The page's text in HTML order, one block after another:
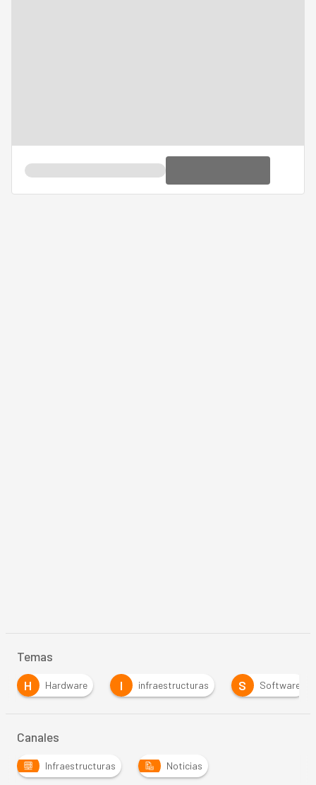
Temas
H
Hardware I infraestructuras S Software
Canales
Infraestructuras Noticias